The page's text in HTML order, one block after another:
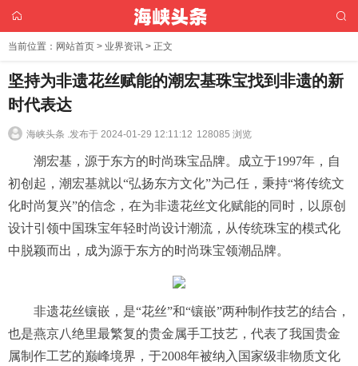
当前位置： 网站首页 > 业界资讯 > 正文
坚持为非遗花丝赋能的潮宏基珠宝找到非遗的新
时代表达
海峡头条 .发布于 2024-01-29 12:11:12 128085 浏览
潮宏基，源于东方的时尚珠宝品牌。成立于1997年，自
初创起，潮宏基就以“弘扬东方文化”为己任，秉持“将传统文
化时尚复兴”的信念，在为非遗花丝文化赋能的同时，以原创
设计引领中国珠宝年轻时尚设计潮流，从传统珠宝的模式化
中脱颖而出，成为源于东方的时尚珠宝领潮品牌。
非遗花丝镶嵌，是“花丝”和“镶嵌”两种制作技艺的结合，
也是燕京八绝里最繁复的贵金属手工技艺，代表了我国贵金
属制作工艺的巅峰境界，于2008年被纳入国家级非物质文化